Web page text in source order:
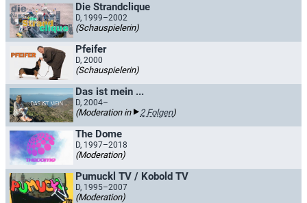
Die Strandclique
D, 1999–2002
(Schauspielerin)
Pfeifer
D, 2000
(Schauspielerin)
Das ist mein ...
D, 2004–
(Moderation in 2 Folgen)
The Dome
D, 1997–2018
(Moderation)
Pumuckl TV / Kobold TV
D, 1995–2007
(Moderation)